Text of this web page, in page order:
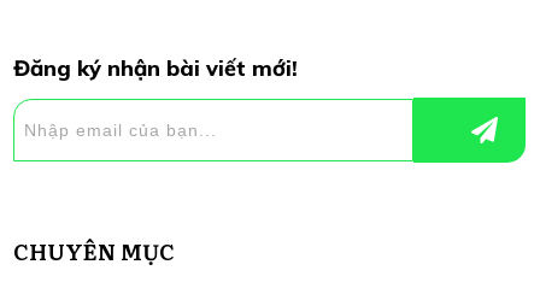
Đăng ký nhận bài viết mới!
CHUYÊN MỤC